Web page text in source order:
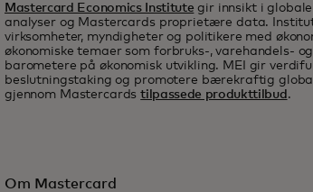
Mastercard Economics Institute gir innsikt i
analyser og Mastercards proprietære data.
virksomheter, myndigheter og politikere med
økonomiske temaer som forbruks-, varehandels-
barometere på økonomisk utvikling. MEI gir
beslutningstaking og promotere bærekraftig
gjennom Mastercardstilpassede produkttilbud .
Om Mastercard